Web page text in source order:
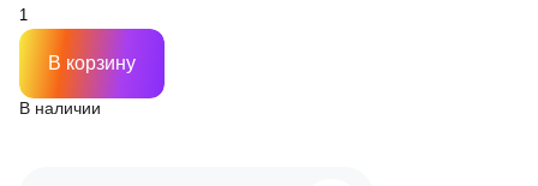
В наличии
В корзину